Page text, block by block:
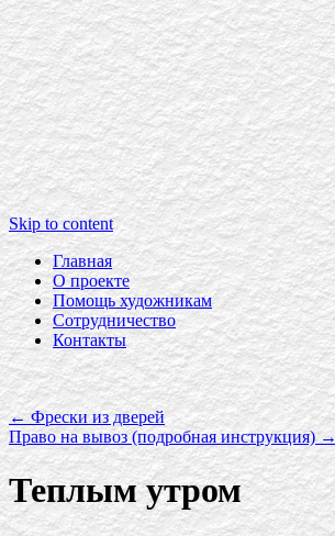
Skip to content
Главная
О проекте
Помощь художникам
Сотрудничество
Контакты
←Фрески из дверей
Право на вывоз (подробная инструкция)→
Теплым утром